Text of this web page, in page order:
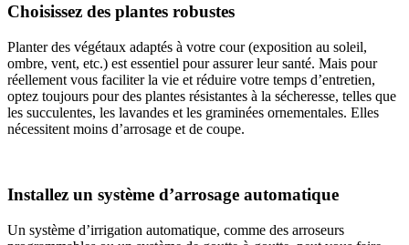
Choisissez des plantes robustes
Planter des végétaux adaptés à votre cour (exposition au soleil,
ombre, vent, etc.) est essentiel pour assurer leur santé. Mais pour
réellement vous faciliter la vie et réduire votre temps d’entretien,
optez toujours pour des plantes résistantes à la sécheresse, telles que
les succulentes, les lavandes et les graminées ornementales. Elles
nécessitent moins d’arrosage et de coupe.
Installez un système d’arrosage automatique
Un système d’irrigation automatique, comme des arroseurs